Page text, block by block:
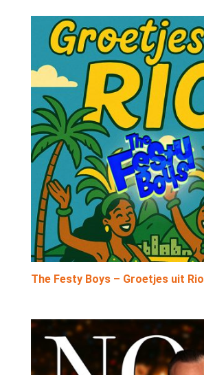
The Festy Boys – Groetjes uit Rio